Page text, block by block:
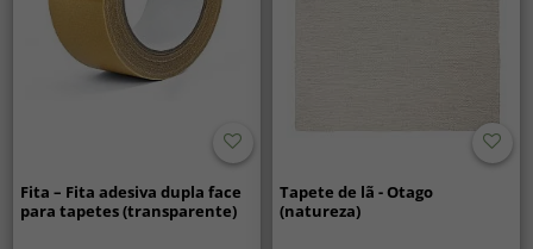
Fita – Fita adesiva dupla face
para tapetes (transparente)
Tapete de lã - Otago
(natureza)